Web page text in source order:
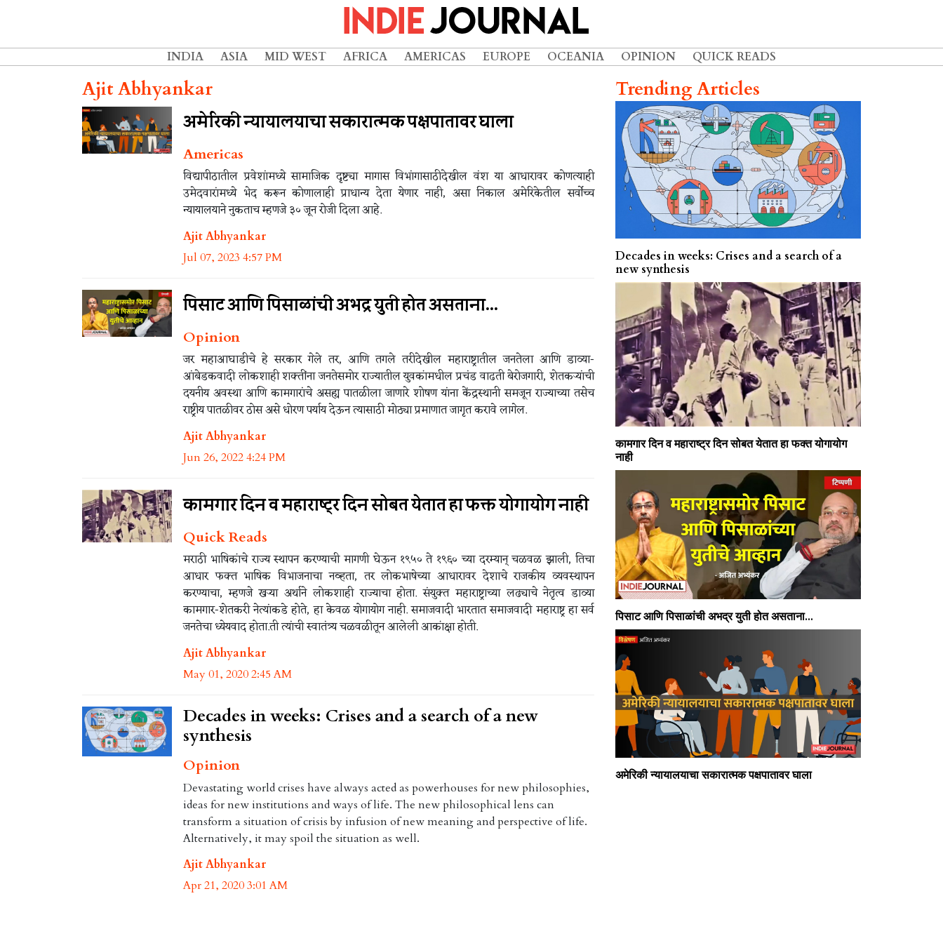
INDIA ASIA MID WEST AFRICA AMERICAS EUROPE OCEANIA OPINION QUICK READS
Ajit Abhyankar
अमेरिकी न्यायालयाचा सकारात्मक पक्षपातावर घाला
Americas
विद्यापीठातील प्रवेशांमध्ये सामाजिक दृष्ट्या मागास विभांगासाठीदेखील वंश या आधारावर कोणत्याही
उमेदवारांमध्ये भेद करून कोणालाही प्राधान्य देता येणार नाही, असा निकाल अमेरिकेतील सर्वोच्च
न्यायालयाने नुकताच म्हणजे ३० जून रोजी दिला आहे.
Ajit Abhyankar
Jul 07, 2023 4:57 PM
पिसाट आणि पिसाळांची अभद्र युती होत असताना...
Opinion
जर महाआघाडीचे हे सरकार गेले तर, आणि तगले तरीदेखील महाराष्ट्रातील जनतेला आणि डाव्या-
आंबेडकवादी लोकशाही शक्तींना जनतेसमोर राज्यातील युवकांमधील प्रचंड वाढती बेरोजगारी, शेतकऱ्यांची
दयनीय अवस्था आणि कामगारांचे असह्य पातळीला जाणारे शोषण यांना केंद्रस्थानी समजून राज्याच्या तसेच
राष्ट्रीय पातळीवर ठोस असे धोरण पर्याय देऊन त्यासाठी मोठ्या प्रमाणात जागृत करावे लागेल.
Ajit Abhyankar
Jun 26, 2022 4:24 PM
कामगार दिन व महाराष्ट्र दिन सोबत येतात हा फक्त योगायोग नाही
Quick Reads
मराठी भाषिकांचे राज्य स्थापन करण्याची मागणी घेऊन १९५० ते १९६० च्या दरम्यान् चळवळ झाली, तिचा
आधार फक्त भाषिक विभाजनाचा नव्हता, तर लोकभाषेच्या आधारावर देशाचे राजकीय व्यवस्थापन
करण्याचा, म्हणजे खऱ्या अर्थाने लोकशाही राज्याचा होता. संयुक्त महाराष्ट्राच्या लढ्याचे नेतृत्व डाव्या
कामगार-शेतकरी नेत्यांकडे होते, हा केवळ योगायोग नाही. समाजवादी भारतात समाजवादी महाराष्ट्र हा सर्व
जनतेचा ध्येयवाद होता.ती त्यांची स्वातंत्र्य चळवळीतून आलेली आकांक्षा होती.
Ajit Abhyankar
May 01, 2020 2:45 AM
Decades in weeks: Crises and a search of a new
synthesis
Opinion
Devastating world crises have always acted as powerhouses for new philosophies,
ideas for new institutions and ways of life. The new philosophical lens can
transform a situation of crisis by infusion of new meaning and perspective of life.
Alternatively, it may spoil the situation as well.
Ajit Abhyankar
Apr 21, 2020 3:01 AM
Trending Articles
Decades in weeks: Crises and a search of a
new synthesis
कामगार दिन व महाराष्ट्र दिन सोबत येतात हा फक्त योगायोग
नाही
पिसाट आणि पिसाळांची अभद्र युती होत असताना...
अमेरिकी न्यायालयाचा सकारात्मक पक्षपातावर घाला